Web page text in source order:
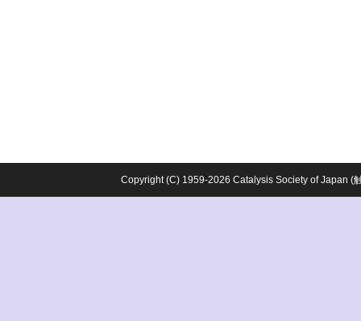
Copyright (C) 1959-2026 Catalysis Society of Japan (